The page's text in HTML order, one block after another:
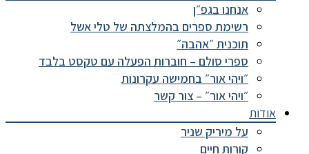
אנחנו בגפ״ן
רשימת ספרים בהמלצתה של טלי אשל
תוכנית ״אהבה״
ספרי סולם – חוברות הפעלה עם טקסט בלבד
״ויהי אור״ בחמישה עקרונות
״ויהי אור״ – צור קשר
אודות
על מיריק שניר
קורות חיים